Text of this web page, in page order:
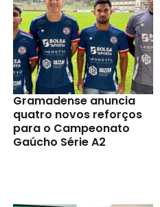
Gramadense anuncia
quatro novos reforços
para o Campeonato
Gaúcho Série A2